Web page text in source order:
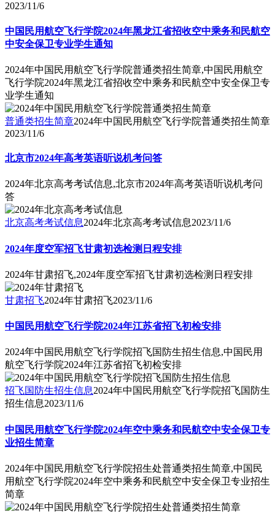
2023/11/6
中国民用航空飞行学院2024年黑龙江省招收空中乘务和民航空
中安全保卫专业学生通知
2024年中国民用航空飞行学院普通类招生简章,中国民用航空
飞行学院2024年黑龙江省招收空中乘务和民航空中安全保卫专
业学生通知
普通类招生简章2024年中国民用航空飞行学院普通类招生简章
2023/11/6
北京市2024年高考英语听说机考问答
2024年北京高考考试信息,北京市2024年高考英语听说机考问
答
北京高考考试信息2024年北京高考考试信息2023/11/6
2024年度空军招飞甘肃初选检测日程安排
2024年甘肃招飞,2024年度空军招飞甘肃初选检测日程安排
甘肃招飞2024年甘肃招飞2023/11/6
中国民用航空飞行学院2024年江苏省招飞初检安排
2024年中国民用航空飞行学院招飞国防生招生信息,中国民用
航空飞行学院2024年江苏省招飞初检安排
招飞国防生招生信息2024年中国民用航空飞行学院招飞国防生
招生信息2023/11/6
中国民用航空飞行学院2024年空中乘务和民航空中安全保卫专
业招生简章
2024年中国民用航空飞行学院招生处普通类招生简章,中国民
用航空飞行学院2024年空中乘务和民航空中安全保卫专业招生
简章